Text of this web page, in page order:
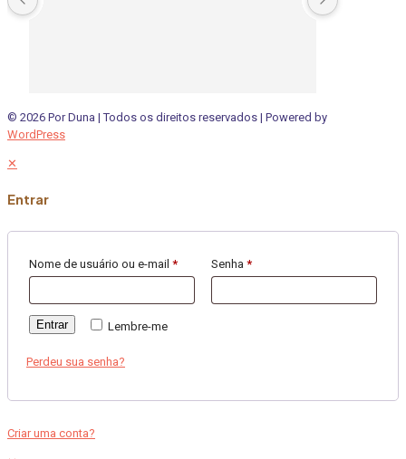
© 2026 Por Duna | Todos os direitos reservados | Powered by
WordPress
✕
Entrar
Nome de usuário ou e-mail * Senha *
Lembre-me
Entrar
Perdeu sua senha?
Criar uma conta?